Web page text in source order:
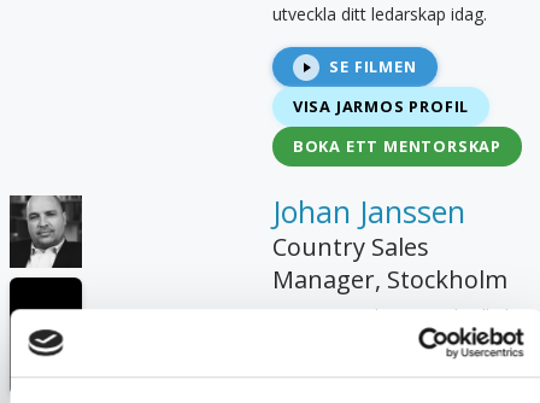
utveckla ditt ledarskap idag.
SE FILMEN
VISA JARMOS PROFIL
BOKA ETT MENTORSKAP
7/10
Johan Janssen
Country Sales
Manager, Stockholm
Min övertygelse är att du alltid
kan prestera bättre imorgon